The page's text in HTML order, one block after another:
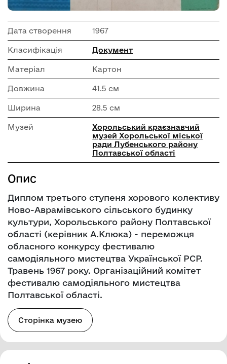
Дата створення 1967
Класифікація Документ
Матеріал Картон
Довжина 41.5 см
Ширина 28.5 см
Музей
Хорольський краєзнавчий
музей Хорольської міської
ради Лубенського району
Полтавської області
Опис
Диплом третього ступеня хорового колективу
Ново-Аврамівського сільського будинку
культури, Хорольського району Полтавської
області (керівник А.Клюка) - переможця
обласного конкурсу фестивалю
самодіяльного мистецтва Української РСР.
Травень 1967 року. Організаційний комітет
фестивалю самодіяльного мистецтва
Полтавської області.
Сторінка музею